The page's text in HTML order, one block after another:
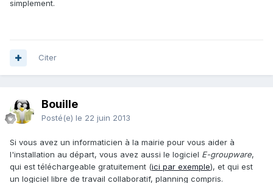
simplement.
Citer
Bouille
Posté(e) le 22 juin 2013
Si vous avez un informaticien à la mairie pour vous aider à
l'installation au départ, vous avez aussi le logiciel E-groupware,
qui est téléchargeable gratuitement (ici par exemple), et qui est
un logiciel libre de travail collaboratif, planning compris.